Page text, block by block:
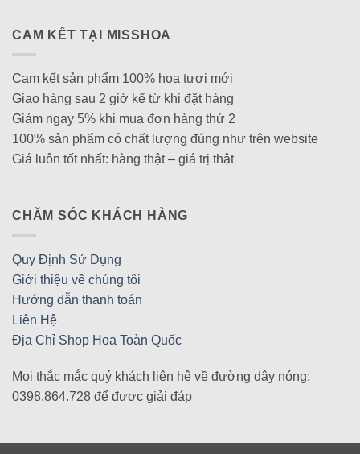
CAM KẾT TẠI MISSHOA
Cam kết sản phẩm 100% hoa tươi mới
Giao hàng sau 2 giờ kể từ khi đặt hàng
Giảm ngay 5% khi mua đơn hàng thứ 2
100% sản phẩm có chất lượng đúng như trên website
Giá luôn tốt nhất: hàng thật – giá trị thật
CHĂM SÓC KHÁCH HÀNG
Quy Định Sử Dụng
Giới thiệu về chúng tôi
Hướng dẫn thanh toán
Liên Hệ
Địa Chỉ Shop Hoa Toàn Quốc
Mọi thắc mắc quý khách liên hệ về đường dây nóng:
0398.864.728 để được giải đáp